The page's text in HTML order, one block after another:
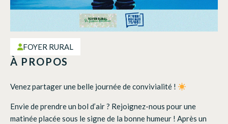
FOYER RURAL
À PROPOS
Venez partager une belle journée de convivialité !
Envie de prendre un bol d’air ? Rejoignez-nous pour une
matinée placée sous le signe de la bonne humeur ! Après un